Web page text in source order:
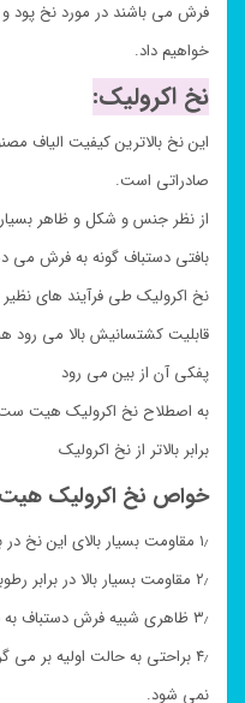
فرش می باشند در مورد نخ پود
خواهیم داد.
نخ اکرولیک:
این نخ بالاترین کیفیت الیاف
صادراتی است.
از نظر جنس و شکل و ظاهر
بافتی دستباف گونه به فرش می
نخ اکرولیک طی فرآیند های
قابلیت کشتسانیش بالا می رود
پفکی آن از بین می رود
به اصطلاح نخ اکرولیک هیت
برابر بالاتر از نخ اکرولیک
خواص نخ اکرولیک
۱٫ مقاومت بسیار بالای این نخ در برابر گرما
۲٫ مقاومت بسیار بالا در برابر رطوبت
۳٫ ظاهری شبیه فرش دستباف به فرش می دهد.
۴٫ براحتی به حالت اولیه بر
نمی شود.